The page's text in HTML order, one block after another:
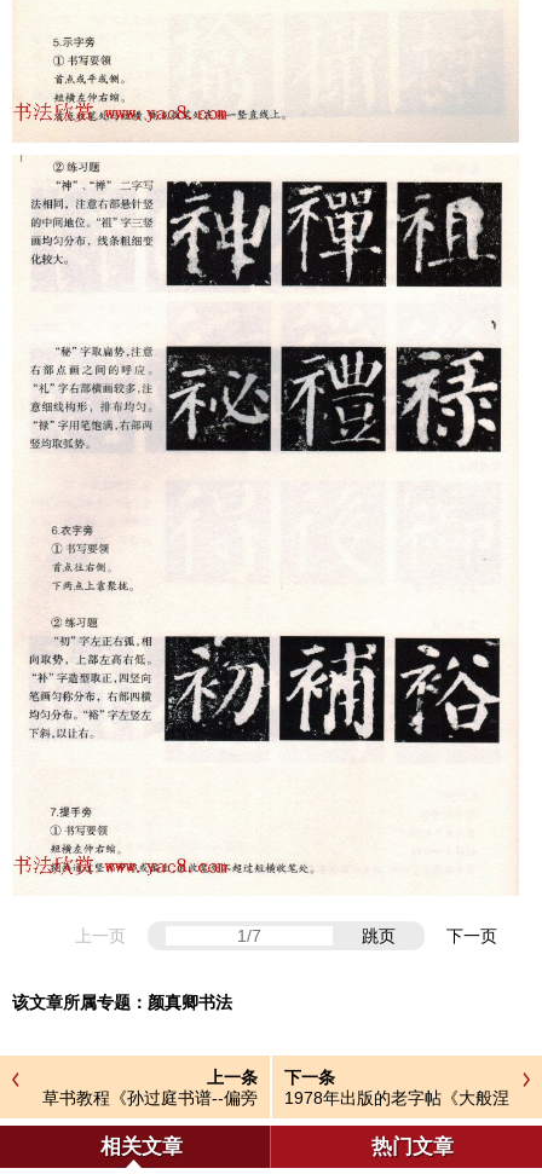
上一页 跳页 下一页
该文章所属专题： 颜真卿书法
上一条
草书教程《孙过庭书谱--偏旁
部首》
下一条
1978年出版的老字帖《大般涅
槃经》
相关文章 热门文章